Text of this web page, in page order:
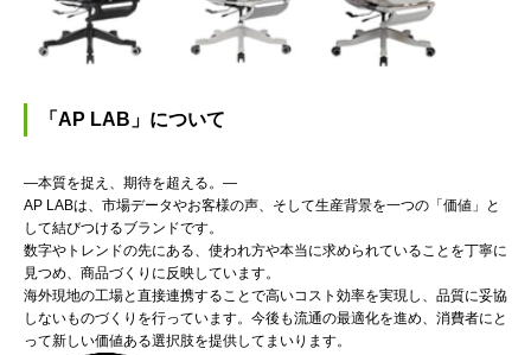
「AP LAB」について
―本質を捉え、期待を超える。―
AP LABは、市場データやお客様の声、そして生産背景を一つの「価値」と
して結びつけるブランドです。
数字やトレンドの先にある、使われ方や本当に求められていることを丁寧に
見つめ、商品づくりに反映しています。
海外現地の工場と直接連携することで高いコスト効率を実現し、品質に妥協
しないものづくりを行っています。今後も流通の最適化を進め、消費者にと
って新しい価値ある選択肢を提供してまいります。